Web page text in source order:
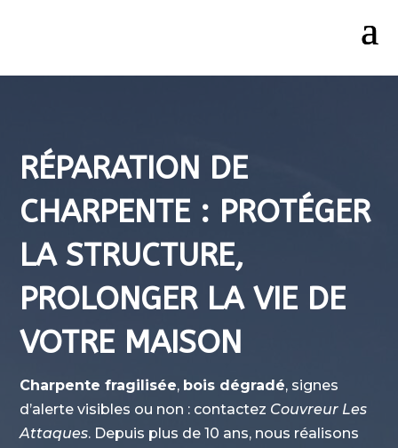
RÉPARATION DE
CHARPENTE : PROTÉGER
LA STRUCTURE,
PROLONGER LA VIE DE
VOTRE MAISON
Charpente fragilisée, bois dégradé, signes
d’alerte visibles ou non : contactez Couvreur Les
Attaques. Depuis plus de 10 ans, nous réalisons